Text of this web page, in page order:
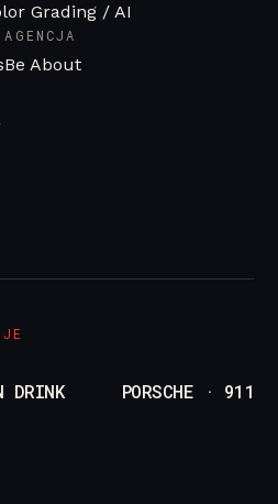
Grading / AI
AGENCJA
Be About
DRINK PORSCHE · 911